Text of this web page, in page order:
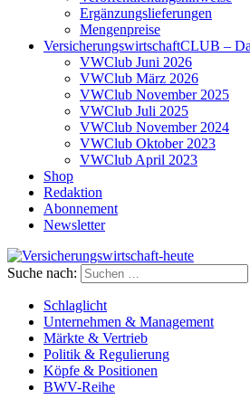
Ergänzungslieferungen
Mengenpreise
VersicherungswirtschaftCLUB –
VWClub Juni 2026
VWClub März 2026
VWClub November 2025
VWClub Juli 2025
VWClub November 2024
VWClub Oktober 2023
VWClub April 2023
Shop
Redaktion
Abonnement
Newsletter
Versicherungswirtschaft-heute
Suche nach:
Schlaglicht
Unternehmen & Management
Märkte & Vertrieb
Politik & Regulierung
Köpfe & Positionen
BWV-Reihe